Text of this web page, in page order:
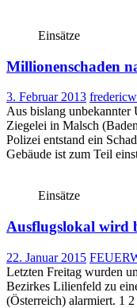
Einsätze
Millionenschaden
3. Februar 2013
Aus bislang unbekannter
Ziegelei in Malsch
Polizei entstand ein
Gebäude ist zum Teil
Einsätze
Ausflugslokal wird
22. Januar 2015
Letzten Freitag wurden
Bezirkes Lilienfeld zu
(Österreich) alarmiert. 1